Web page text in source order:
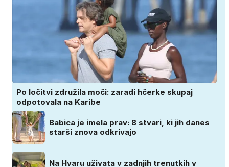
Po ločitvi združila moči: zaradi hčerke skupaj
odpotovala na Karibe
Babica je imela prav: 8 stvari, ki jih danes
starši znova odkrivajo
Na Hvaru uživata v zadnjih trenutkih v